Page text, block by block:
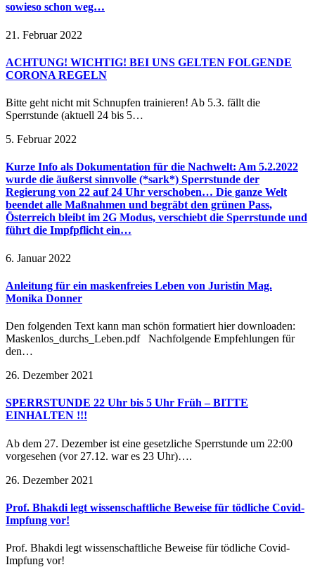
sowieso schon weg…
21. Februar 2022
ACHTUNG! WICHTIG! BEI UNS GELTEN FOLGENDE
CORONA REGELN
Bitte geht nicht mit Schnupfen trainieren! Ab 5.3. fällt die
Sperrstunde (aktuell 24 bis 5…
5. Februar 2022
Kurze Info als Dokumentation für die Nachwelt: Am 5.2.2022
wurde die äußerst sinnvolle (*sark*) Sperrstunde der
Regierung von 22 auf 24 Uhr verschoben… Die ganze Welt
beendet alle Maßnahmen und begräbt den grünen Pass,
Österreich bleibt im 2G Modus, verschiebt die Sperrstunde und
führt die Impfpflicht ein…
6. Januar 2022
Anleitung für ein maskenfreies Leben von Juristin Mag.
Monika Donner
Den folgenden Text kann man schön formatiert hier downloaden:
Maskenlos_durchs_Leben.pdf Nachfolgende Empfehlungen für
den…
26. Dezember 2021
SPERRSTUNDE 22 Uhr bis 5 Uhr Früh – BITTE
EINHALTEN !!!
Ab dem 27. Dezember ist eine gesetzliche Sperrstunde um 22:00
vorgesehen (vor 27.12. war es 23 Uhr)….
26. Dezember 2021
Prof. Bhakdi legt wissenschaftliche Beweise für tödliche Covid-
Impfung vor!
Prof. Bhakdi legt wissenschaftliche Beweise für tödliche Covid-
Impfung vor!